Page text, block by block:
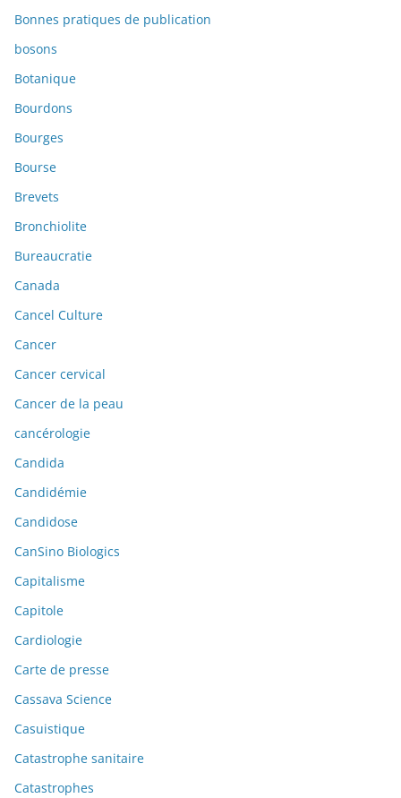
Bonnes pratiques de publication
bosons
Botanique
Bourdons
Bourges
Bourse
Brevets
Bronchiolite
Bureaucratie
Canada
Cancel Culture
Cancer
Cancer cervical
Cancer de la peau
cancérologie
Candida
Candidémie
Candidose
CanSino Biologics
Capitalisme
Capitole
Cardiologie
Carte de presse
Cassava Science
Casuistique
Catastrophe sanitaire
Catastrophes